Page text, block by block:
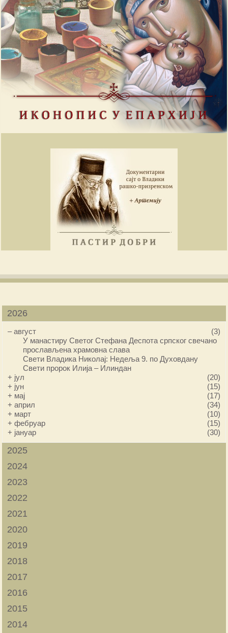
2026
–август
(3)
У манастиру Светог Стефана Деспота српског свечано
прослављена храмовна слава
Свети Владика Николај: Недеља 9. по Духовдану
Свети пророк Илија – Илиндан
+ јул
(20)
+ јун
(15)
+ мај
(17)
+април
(34)
+ март
(10)
+фебруар
(15)
+ јануар (30)
2025
2024
2023
2022
2021
2020
2019
2018
2017
2016
2015
2014